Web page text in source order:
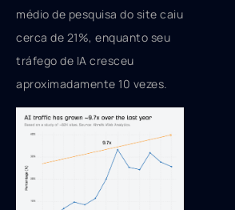
médio de pesquisa do site caiu
cerca de 21%, enquanto seu
tráfego de IA cresceu
aproximadamente 10 vezes.